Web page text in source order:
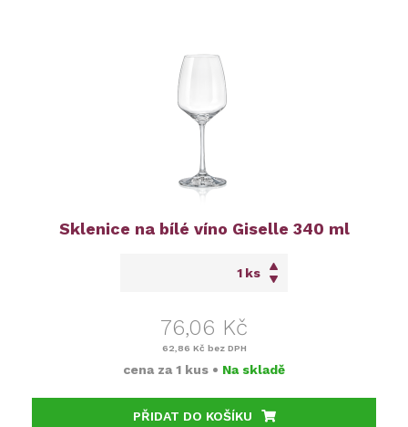
Sklenice na bílé víno Giselle 340 ml
ks
76,06 Kč
62,86 Kč bez DPH
cena za 1 kus • Na skladě
PŘIDAT DO KOŠÍKU